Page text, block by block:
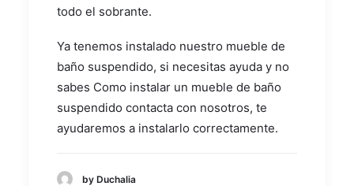
todo el sobrante.
Ya tenemos instalado nuestro mueble de
baño suspendido, si necesitas ayuda y no
sabes Como instalar un mueble de baño
suspendido contacta con nosotros, te
ayudaremos a instalarlo correctamente.
by Duchalia